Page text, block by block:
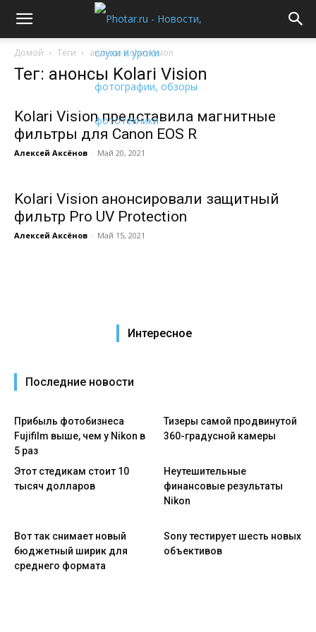
Домой Теги анонсы Kolari Vision
Тег: анонсы Kolari Vision
Kolari Vision представила магнитные
фильтры для Canon EOS R
Алексей Аксёнов - Май 20, 2021
Kolari Vision анонсировали защитный
фильтр Pro UV Protection
Алексей Аксёнов - Май 15, 2021
Интересное
Последние новости
Прибыль фотобизнеса
Fujifilm выше, чем у Nikon в
5 раз
Тизеры самой продвинутой
360-градусной камеры
Этот стедикам стоит 10
тысяч долларов
Неутешительные
финансовые результаты
Nikon
Вот так снимает новый
бюджетный ширик для
среднего формата
Sony тестирует шесть новых
объективов